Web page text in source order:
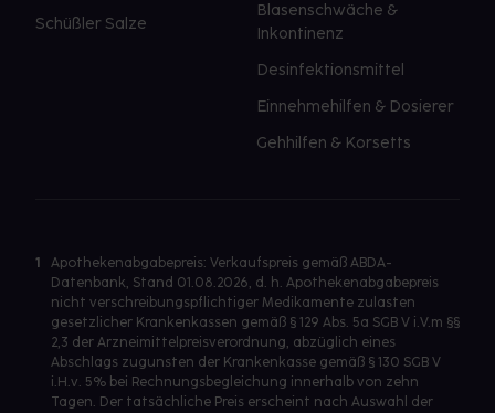
Schüßler Salze
Blasenschwäche &
Inkontinenz
Desinfektionsmittel
Einnehmehilfen & Dosierer
Gehhilfen & Korsetts
1
Apothekenabgabepreis: Verkaufspreis gemäß ABDA-
Datenbank, Stand 01.08.2026, d. h. Apothekenabgabepreis
nicht verschreibungspflichtiger Medikamente zulasten
gesetzlicher Krankenkassen gemäß § 129 Abs. 5a SGB V i.V.m §§
2,3 der Arzneimittelpreisverordnung, abzüglich eines
Abschlags zugunsten der Krankenkasse gemäß § 130 SGB V
i.H.v. 5% bei Rechnungsbegleichung innerhalb von zehn
Tagen. Der tatsächliche Preis erscheint nach Auswahl der